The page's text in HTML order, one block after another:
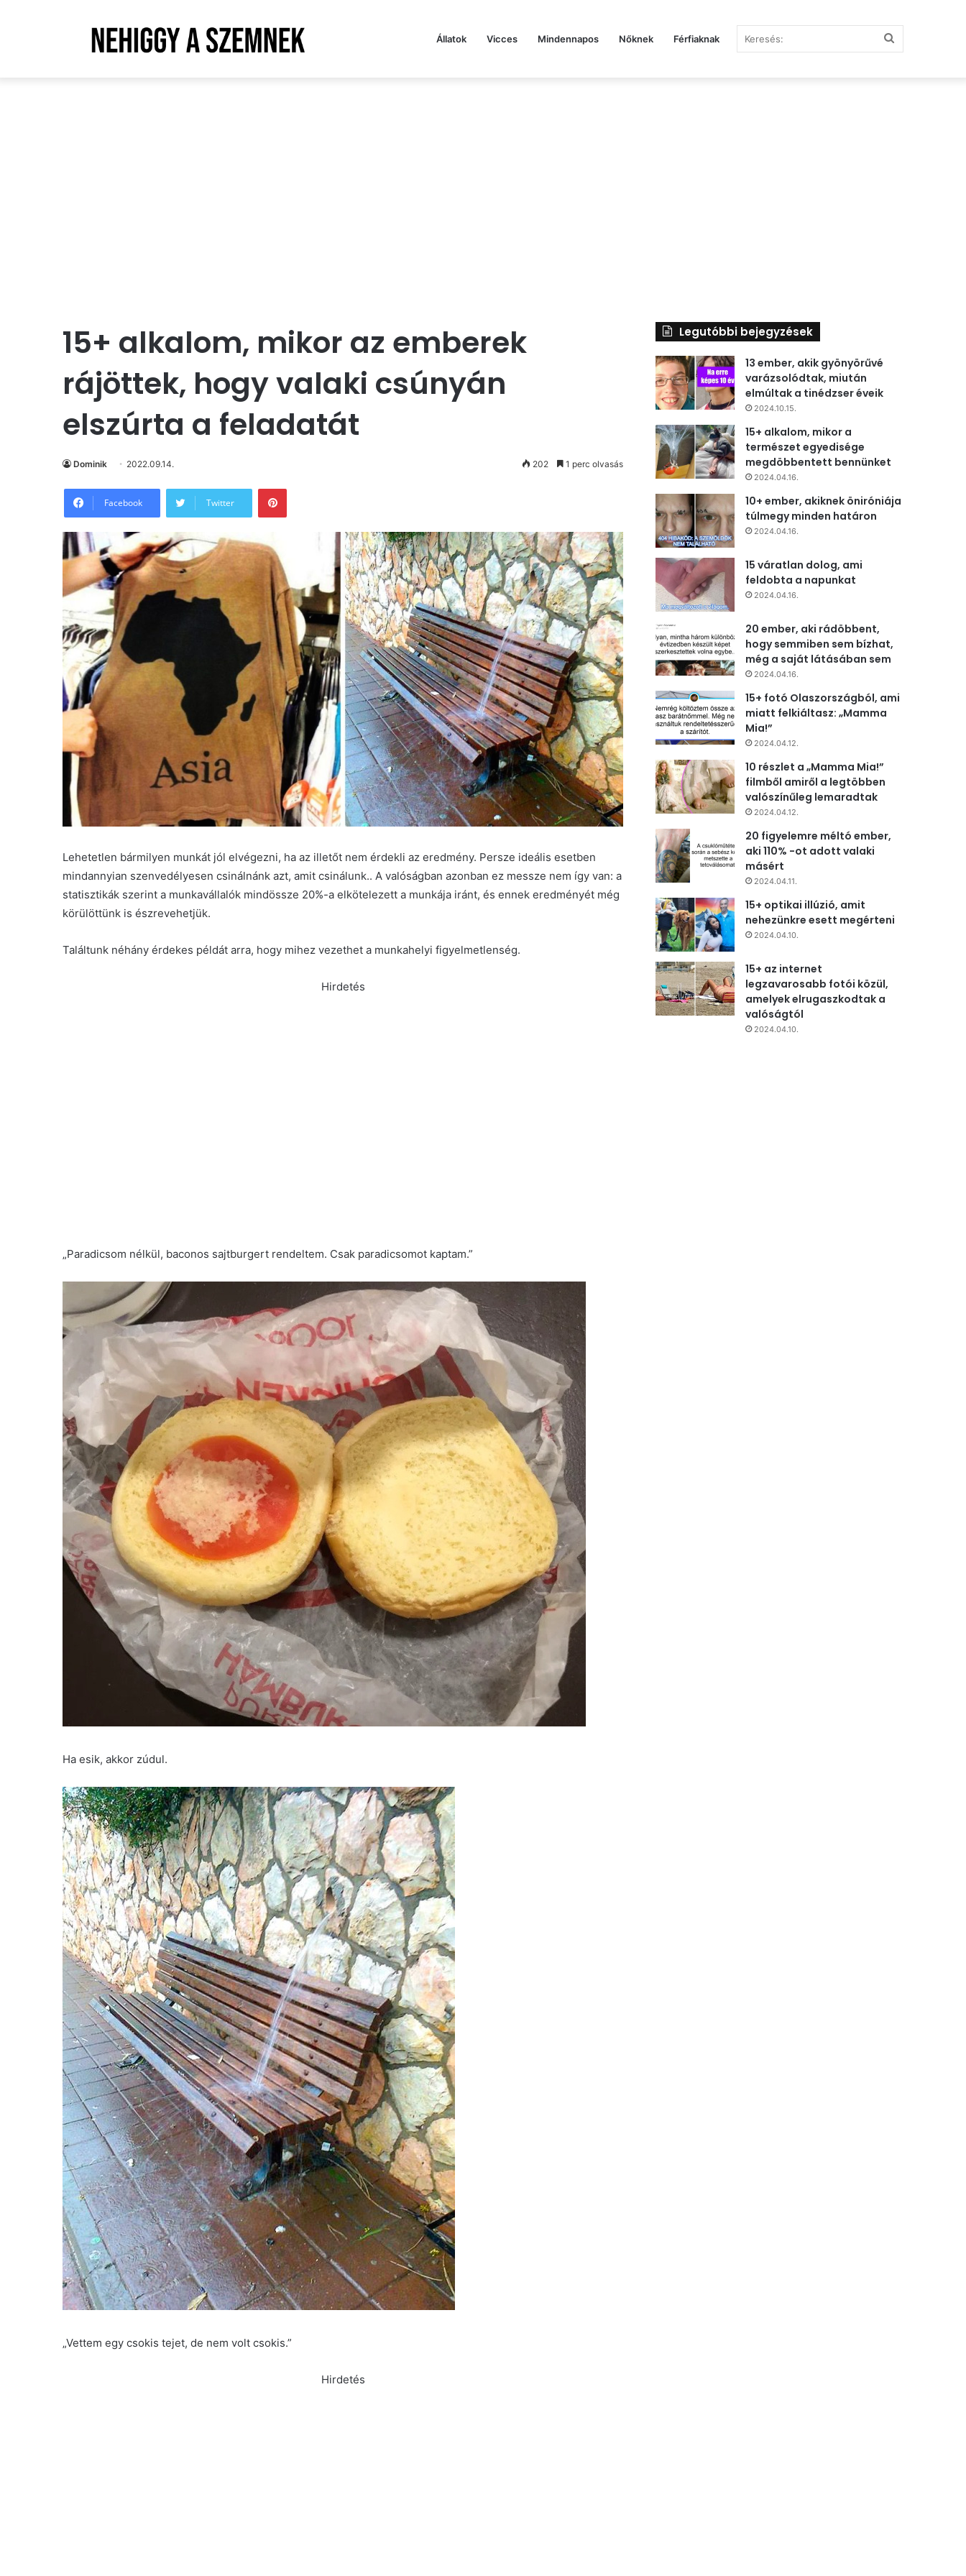
Állatok Vicces Mindennapos Nőknek Férfiaknak
15+ alkalom, mikor az emberek
rájöttek, hogy valaki csúnyán
elszúrta a feladatát
Dominik 2022.09.14. 202 1 perc olvasás
Facebook Twitter
Pinterest
Lehetetlen bármilyen munkát jól elvégezni, ha az illetőt nem érdekli az eredmény. Persze ideális esetben
mindannyian szenvedélyesen csinálnánk azt, amit csinálunk.. A valóságban azonban ez messze nem így van: a
statisztikák szerint a munkavállalók mindössze 20%-a elkötelezett a munkája iránt, és ennek eredményét még
körülöttünk is észrevehetjük.
Találtunk néhány érdekes példát arra, hogy mihez vezethet a munkahelyi figyelmetlenség.
Hirdetés
„Paradicsom nélkül, baconos sajtburgert rendeltem. Csak paradicsomot kaptam.”
Ha esik, akkor zúdul.
„Vettem egy csokis tejet, de nem volt csokis.”
Hirdetés
Legutóbbi bejegyzések
13 ember, akik gyönyörűvé
varázsolódtak, miután
elmúltak a tinédzser éveik
2024.10.15.
15+ alkalom, mikor a
természet egyedisége
megdöbbentett bennünket
2024.04.16.
10+ ember, akiknek öniróniája
túlmegy minden határon
2024.04.16.
15 váratlan dolog, ami
feldobta a napunkat
2024.04.16.
20 ember, aki rádöbbent,
hogy semmiben sem bízhat,
még a saját látásában sem
2024.04.16.
15+ fotó Olaszországból, ami
miatt felkiáltasz: „Mamma
Mia!”
2024.04.12.
10 részlet a „Mamma Mia!”
filmből amiről a legtöbben
valószínűleg lemaradtak
2024.04.12.
20 figyelemre méltó ember,
aki 110% -ot adott valaki
másért
2024.04.11.
15+ optikai illúzió, amit
nehezünkre esett megérteni
2024.04.10.
15+ az internet
legzavarosabb fotói közül,
amelyek elrugaszkodtak a
valóságtól
2024.04.10.